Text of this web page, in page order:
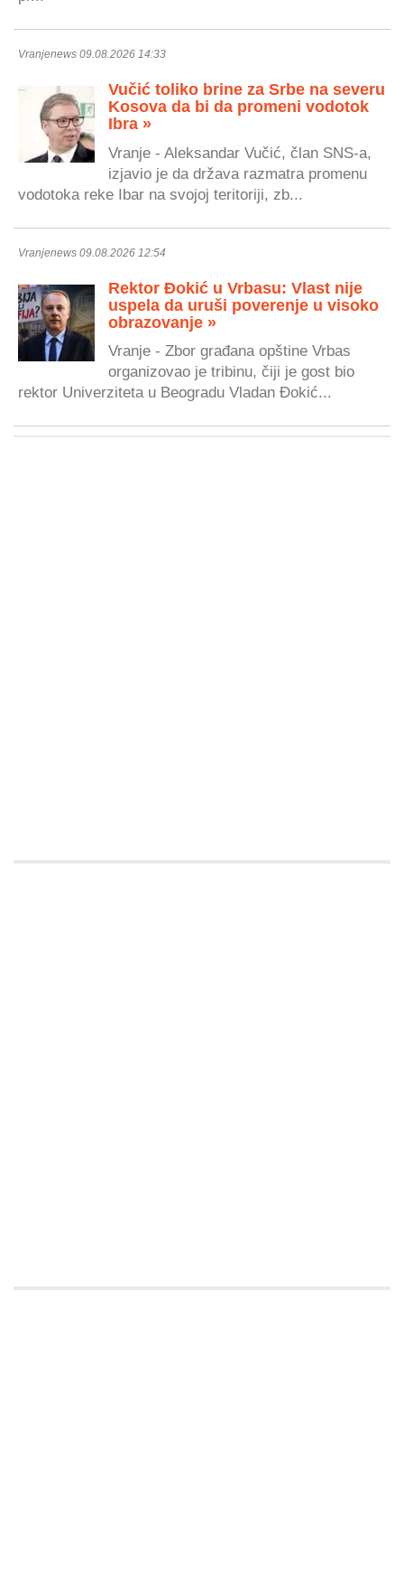
Vranjenews 09.08.2026 14:33
Vučić toliko brine za Srbe na severu
Kosova da bi da promeni vodotok
Ibra »
Vranje - Aleksandar Vučić, član SNS-a,
izjavio je da država razmatra promenu
vodotoka reke Ibar na svojoj teritoriji, zb...
Vranjenews 09.08.2026 12:54
Rektor Đokić u Vrbasu: Vlast nije
uspela da uruši poverenje u visoko
obrazovanje »
Vranje - Zbor građana opštine Vrbas
organizovao je tribinu, čiji je gost bio
rektor Univerziteta u Beogradu Vladan Đokić...